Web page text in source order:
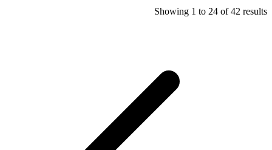
Showing 1 to 24 of 42 results